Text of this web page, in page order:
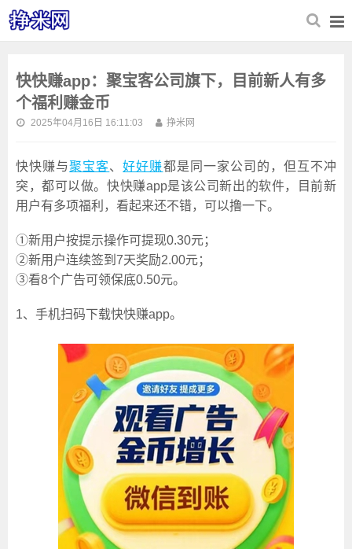
快快赚app：聚宝客公司旗下，目前新人有多
个福利赚金币
2025年04月16日 16:11:03 挣米网
快快赚与聚宝客、好好赚都是同一家公司的，但互不冲
突，都可以做。快快赚app是该公司新出的软件，目前新
用户有多项福利，看起来还不错，可以撸一下。
①新用户按提示操作可提现0.30元；
②新用户连续签到7天奖励2.00元；
③看8个广告可领保底0.50元。
1、手机扫码下载快快赚app。